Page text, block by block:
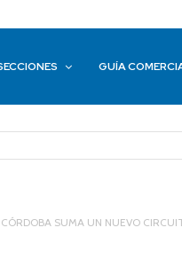
GUÍA
SUMA UN NUEVO